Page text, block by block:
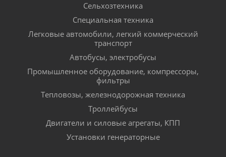
Сельхозтехника
Специальная техника
Легковые автомобили, легкий коммерческий
транспорт
Автобусы, электробусы
Промышленное оборудование, компрессоры,
фильтры
Тепловозы, железнодорожная техника
Троллейбусы
Двигатели и силовые агрегаты, КПП
Установки генераторные